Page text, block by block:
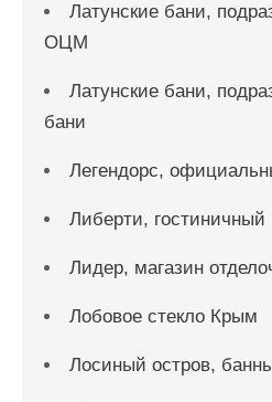
Латунские бани,
ОЦМ
Латунские бани,
бани
Легендорс,
Либерти, гостиничный
Лидер, магазин
Лобовое стекло Крым
Лосиный остров,